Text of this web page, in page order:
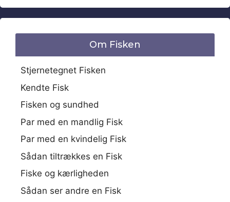
Om Fisken
Stjernetegnet Fisken
Kendte Fisk
Fisken og sundhed
Par med en mandlig Fisk
Par med en kvindelig Fisk
Sådan tiltrækkes en Fisk
Fiske og kærligheden
Sådan ser andre en Fisk